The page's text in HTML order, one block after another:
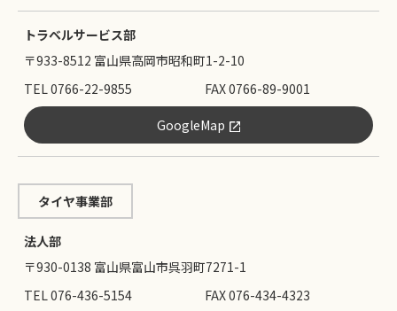
トラベルサービス部
〒933-8512 富山県高岡市昭和町1-2-10
TEL 0766-22-9855
FAX 0766-89-9001
GoogleMap
タイヤ事業部
法人部
〒930-0138 富山県富山市呉羽町7271-1
TEL 076-436-5154
FAX 076-434-4323